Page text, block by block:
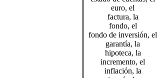
euro, el
factura, la
fondo, el
fondo de inversión, el
garantía, la
hipoteca, la
incremento, el
inflación, la